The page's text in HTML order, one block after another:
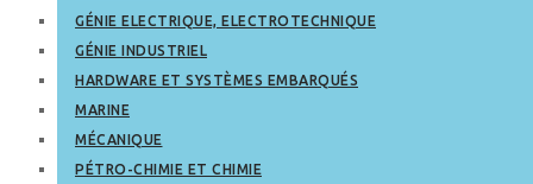
GÉNIE ELECTRIQUE, ELECTROTECHNIQUE
GÉNIE INDUSTRIEL
HARDWARE ET SYSTÈMES EMBARQUÉS
MARINE
MÉCANIQUE
PÉTRO-CHIMIE ET CHIMIE